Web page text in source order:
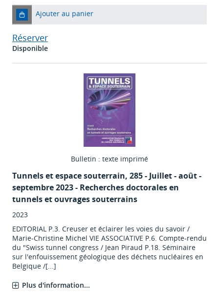
Ajouter au panier
Réserver
Disponible
Bulletin : texte imprimé
Tunnels et espace souterrain, 285 - Juillet - août -
septembre 2023 - Recherches doctorales en
tunnels et ouvrages souterrains
2023
EDITORIAL P.3. Creuser et éclairer les voies du savoir /
Marie-Christine Michel VIE ASSOCIATIVE P.6. Compte-rendu
du "Swiss tunnel congress / Jean Piraud P.18. Séminaire
sur l'enfouissement géologique des déchets nucléaires en
Belgique /[...]
Plus d'information...